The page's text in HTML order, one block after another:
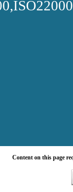
Content on this page